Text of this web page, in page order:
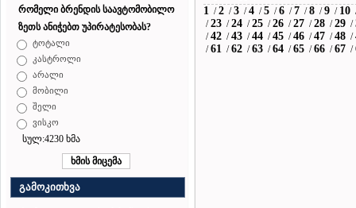
რომელი ბრენდის საავტომობილო
ზეთს ანიჭებთ უპირატესობას?
ტოტალი
კასტროლი
არალი
მობილი
შელი
ვისკო
სულ:4230 ხმა
გამოკითხვა
1 / 2 / 3 / 4 / 5 / 6 / 7 / 8 / 9 / 10
/ 23 / 24 / 25 / 26 / 27 / 28 / 29 /
/ 42 / 43 / 44 / 45 / 46 / 47 / 48 /
/ 61 / 62 / 63 / 64 / 65 / 66 / 67 /